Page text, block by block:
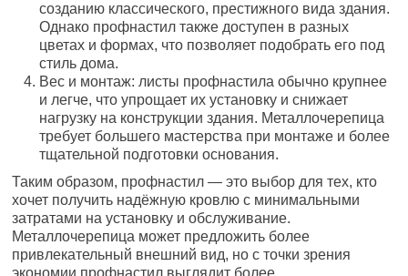
созданию классического, престижного вида здания.
Однако профнастил также доступен в разных
цветах и формах, что позволяет подобрать его под
стиль дома.
Вес и монтаж: листы профнастила обычно крупнее
и легче, что упрощает их установку и снижает
нагрузку на конструкции здания. Металлочерепица
требует большего мастерства при монтаже и более
тщательной подготовки основания.
Таким образом, профнастил — это выбор для тех, кто
хочет получить надёжную кровлю с минимальными
затратами на установку и обслуживание.
Металлочерепица может предложить более
привлекательный внешний вид, но с точки зрения
экономии профнастил выглядит более